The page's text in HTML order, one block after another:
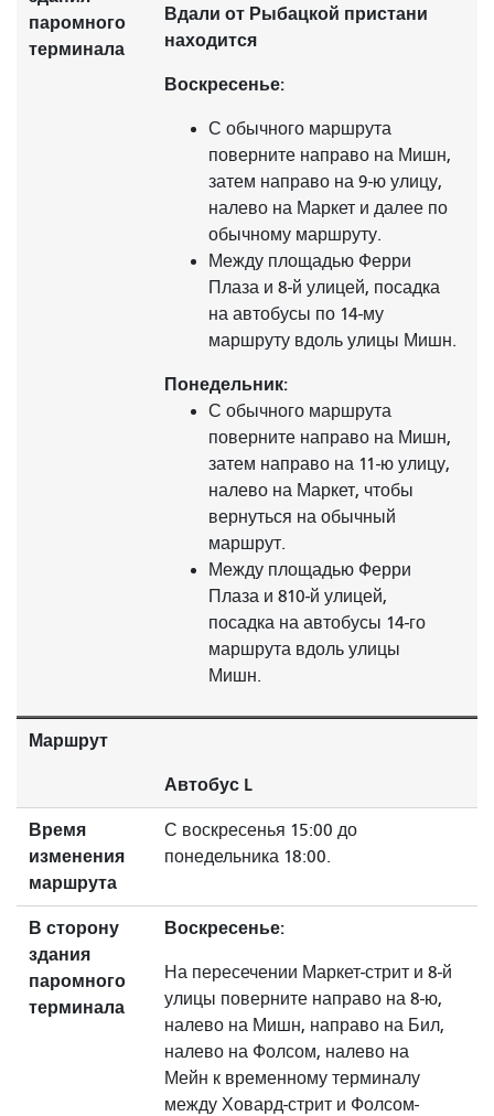
паромного
терминала
Вдали от Рыбацкой пристани
находится
Воскресенье:
С обычного маршрута
поверните направо на Мишн,
затем направо на 9-ю улицу,
налево на Маркет и далее по
обычному маршруту.
Между площадью Ферри
Плаза и 8-й улицей, посадка
на автобусы по 14-му
маршруту вдоль улицы Мишн.
Понедельник:
С обычного маршрута
поверните направо на Мишн,
затем направо на 11-ю улицу,
налево на Маркет, чтобы
вернуться на обычный
маршрут.
Между площадью Ферри
Плаза и 810-й улицей,
посадка на автобусы 14-го
маршрута вдоль улицы
Мишн.
Маршрут
Автобус L
Время
изменения
маршрута
С воскресенья 15:00 до
понедельника 18:00.
В сторону
здания
паромного
терминала
Воскресенье:
На пересечении Маркет-стрит и 8-й
улицы поверните направо на 8-ю,
налево на Мишн, направо на Бил,
налево на Фолсом, налево на
Мейн к временному терминалу
между Ховард-стрит и Фолсом-